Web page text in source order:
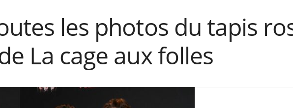
les photos du tapis
La cage aux folles